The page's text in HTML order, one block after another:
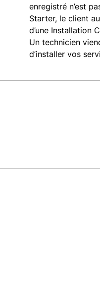
enregistré n’est
Starter, le client
d’une Installation
Un technicien
d’installer vos